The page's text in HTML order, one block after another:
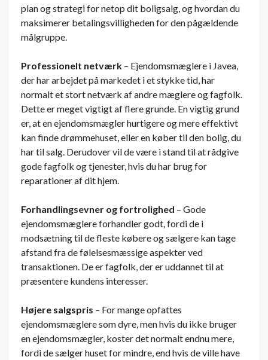
plan og strategi for netop dit boligsalg, og hvordan du
maksimerer betalingsvilligheden for den pågældende
målgruppe.
Professionelt netværk – Ejendomsmæglere i Javea,
der har arbejdet på markedet i et stykke tid, har
normalt et stort netværk af andre mæglere og fagfolk.
Dette er meget vigtigt af flere grunde. En vigtig grund
er, at en ejendomsmægler hurtigere og mere effektivt
kan finde drømmehuset, eller en køber til den bolig, du
har til salg. Derudover vil de være i stand til at rådgive
gode fagfolk og tjenester, hvis du har brug for
reparationer af dit hjem.
Forhandlingsevner og fortrolighed – Gode
ejendomsmæglere forhandler godt, fordi de i
modsætning til de fleste købere og sælgere kan tage
afstand fra de følelsesmæssige aspekter ved
transaktionen. De er fagfolk, der er uddannet til at
præsentere kundens interesser.
Højere salgspris – For mange opfattes
ejendomsmæglere som dyre, men hvis du ikke bruger
en ejendomsmægler, koster det normalt endnu mere,
fordi de sælger huset for mindre, end hvis de ville have